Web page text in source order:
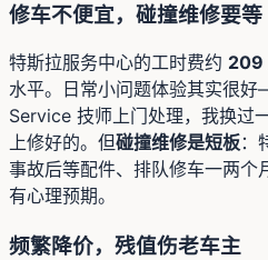
修车不便宜，碰撞维修要等
特斯拉服务中心的工时费约 209
水平。日常小问题体验其实很
Service 技师上门处理，我换过
上修好的。但碰撞维修是短板：
事故后等配件、排队修车一两个
有心理预期。
频繁降价，残值伤老车主